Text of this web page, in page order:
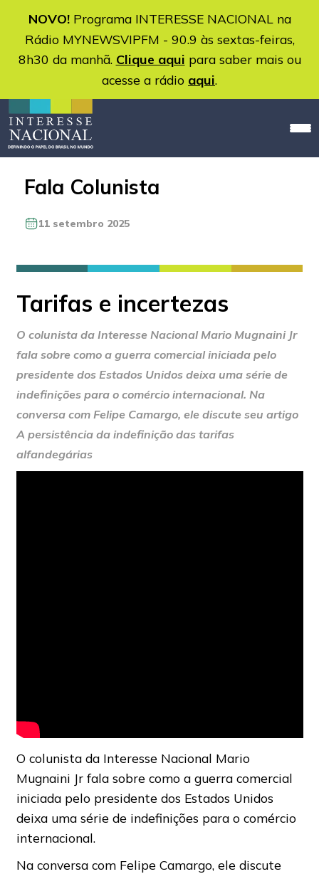
NOVO!Programa INTERESSE NACIONAL na
Rádio MYNEWSVIPFM - 90.9 às sextas-feiras,
8h30 da manhã. Clique aqui para saber mais ou
acesse a rádio aqui.
Fala Colunista
11 setembro 2025
Tarifas e incertezas
O colunista da Interesse Nacional Mario Mugnaini Jr
fala sobre como a guerra comercial iniciada pelo
presidente dos Estados Unidos deixa uma série de
indefinições para o comércio internacional. Na
conversa com Felipe Camargo, ele discute seu artigo
A persistência da indefinição das tarifas
alfandegárias
O colunista da Interesse Nacional Mario
Mugnaini Jr fala sobre como a guerra comercial
iniciada pelo presidente dos Estados Unidos
deixa uma série de indefinições para o comércio
internacional.
Na conversa com Felipe Camargo, ele discute